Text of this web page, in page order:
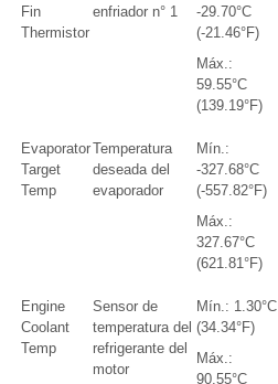
Fin
Thermistor
enfriador n° 1
-29.70°C
(-21.46°F)
Máx.:
59.55°C
(139.19°F)
Evaporator
Target
Temp
Temperatura
deseada del
evaporador
Mín.:
-327.68°C
(-557.82°F)
Máx.:
327.67°C
(621.81°F)
Engine
Coolant
Temp
Sensor de
temperatura del
refrigerante del
motor
Mín.: 1.30°C
(34.34°F)
Máx.:
90.55°C